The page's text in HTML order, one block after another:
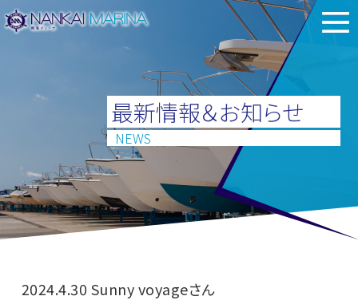
最新情報＆お知らせ
NEWS
2024.4.30 Sunny voyageさん